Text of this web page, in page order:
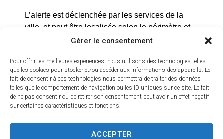
Gérer le consentement
Pour offrir les meilleures expériences, nous utilisons des technologies telles
que les cookies pour stocker et/ou accéder aux informations des appareils. Le
fait de consentir à ces technologies nous permettra de traiter des données
telles que le comportement de navigation ou les ID uniques sur ce site. Le fait
de ne pas consentir ou de retirer son consentement peut avoir un effet négatif
sur certaines caractéristiques et fonctions.
ACCEPTER
Nous contacter
Horaires d'ouverture
Du lundi au jeudi :
de 8h30 à 11h30 et de 14h à 16h
Le vendredi :
L’alerte est déclenchée par les services de la
ville, et peut être localisée selon le périmètre et
l’étendue du risque.
Prenez quelques minutes pour vous inscrire et
bénéficier gratuitement de ce service d’alerte :
https://inscription.cedralis.com/
Comment sont utilisées les données